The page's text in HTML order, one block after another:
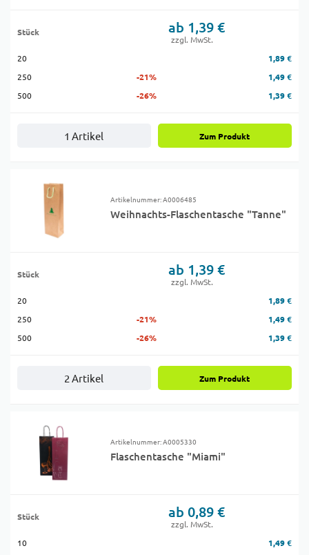
Stück ab 1,39 €
zzgl. MwSt.
20
1,89 €
250
-21%
1,49 €
500
-26% 1,39 €
1 Artikel Zum Produkt
Artikelnummer: A0006485
Weihnachts-Flaschentasche "Tanne"
Stück ab 1,39 €
zzgl. MwSt.
20
1,89 €
250
-21%
1,49 €
500
-26% 1,39 €
2 Artikel Zum Produkt
Artikelnummer: A0005330
Flaschentasche "Miami"
Stück ab 0,89 €
zzgl. MwSt.
10
1,49 €